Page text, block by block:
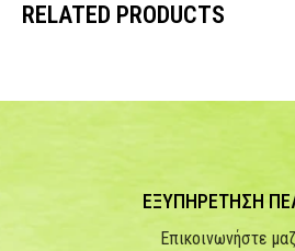
RELATED PRODUCTS
ΕΞΥΠΗΡΕΤΗΣΗ
Επικοινωνήστε